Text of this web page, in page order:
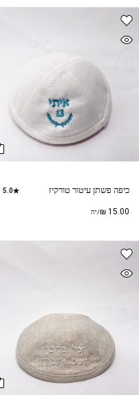
כיפה פשתן עיטור טורקיז 5.0
₪ 15.00 /יח